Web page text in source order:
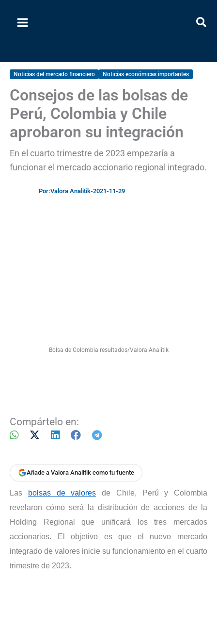
Noticias del mercado financiero Noticias económicas importantes
Consejos de las bolsas de
Perú, Colombia y Chile
aprobaron su integración
En el cuarto trimestre de 2023 empezaría a
funcionar el mercado accionario regional integrado.
Por:Valora Analitik-2021-11-29
Bolsa de Colombia resultados/Valora Analitik
Compártelo en:
Añade a Valora Analitik como tu fuente
Las bolsas de valores de Chile, Perú y Colombia
revelaron cómo será la distribución de acciones de la
Holding Regional que unificará los tres mercados
accionarios. El objetivo es que el nuevo mercado
integrado de valores inicie su funcionamiento en el cuarto
trimestre de 2023.